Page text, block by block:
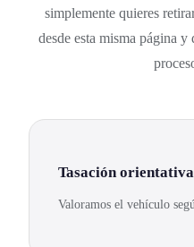
simplemente quieres
desde esta misma página
Tasación orientativa
Valoramos el vehículo